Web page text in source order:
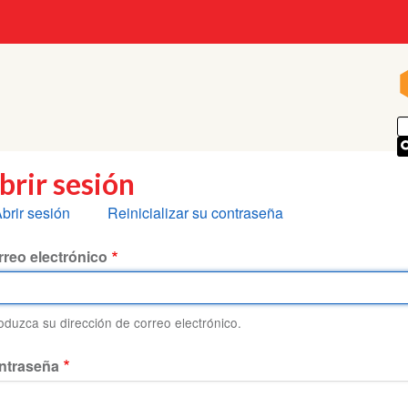
sesión
sesión Reinicializar su contraseña
electrónico
su dirección de correo electrónico.